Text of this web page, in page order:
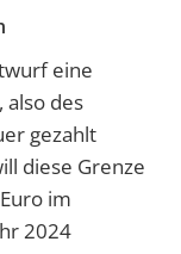
eine
also des
gezahlt
diese Grenze
im
2024